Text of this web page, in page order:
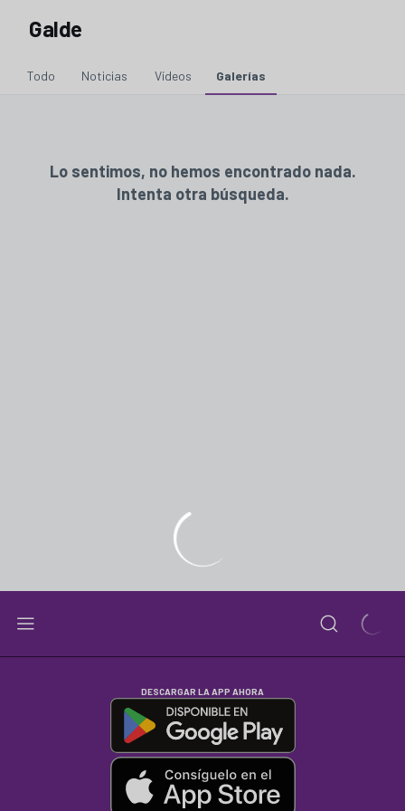
Galde
Todo Noticias Vídeos Galerías
Lo sentimos, no hemos encontrado nada.
Intenta otra búsqueda.
DESCARGAR LA APP AHORA